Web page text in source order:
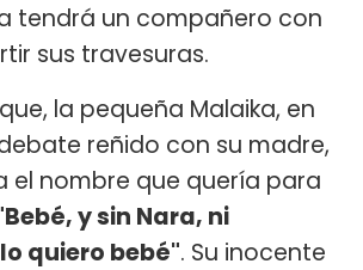
tendrá un compañero con
sus travesuras.
la pequeña Malaika, en
reñido con su madre,
el nombre que quería para
y sin Nara, ni
quiero bebé". Su inocente